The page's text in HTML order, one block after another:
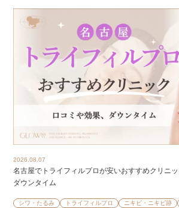
2026.08.07
名古屋でトライフィルプロが安いおすすめクリニッ
ダウンタイム
シワ・たるみ トライフィルプロ ニキビ・ニキビ跡